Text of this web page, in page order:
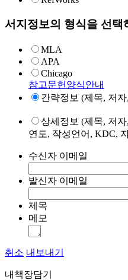
서지정보의 형식을 선택
MLA
APA
Chicago
참고문헌양식안내
간략정보 (제목, 저
상세정보 (제목, 저
연도, 작성언어, KDC,
수신자 이메일
발신자 이메일
제목
메모
취소 내보내기
내책장담기